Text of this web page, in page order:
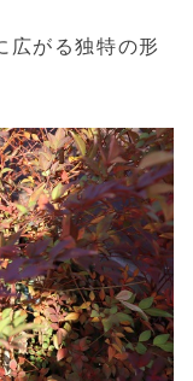
広がる独特の形